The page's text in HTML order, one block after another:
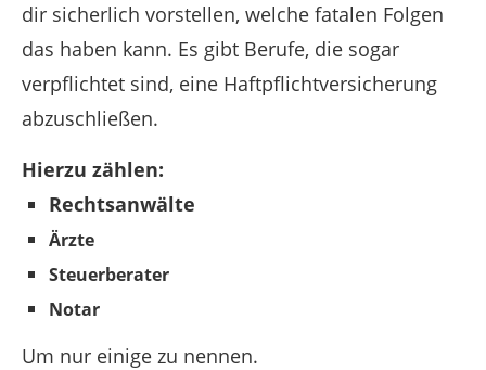
dir sicherlich vorstellen, welche fatalen Folgen
das haben kann. Es gibt Berufe, die sogar
verpflichtet sind, eine Haftpflichtversicherung
abzuschließen.
Hierzu zählen:
Rechtsanwälte
Ärzte
Steuerberater
Notar
Um nur einige zu nennen.